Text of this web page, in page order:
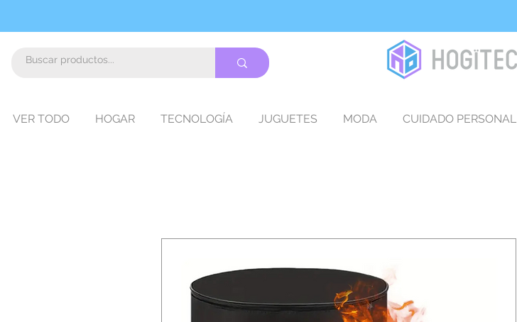
VER TODO HOGAR TECNOLOGÍA JUGUETES MODA CUIDADO PERSONAL